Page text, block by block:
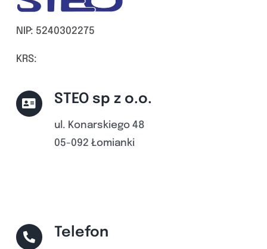
NIP: 5240302275
KRS:
STEO sp z o.o.
ul. Konarskiego 48
05-092 Łomianki
Telefon